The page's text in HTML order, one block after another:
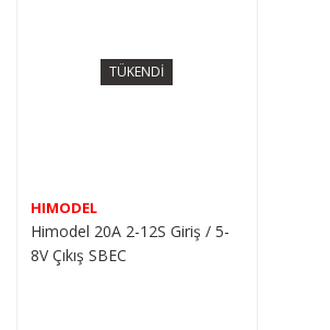
TÜKENDİ
HIMODEL
Himodel 20A 2-12S Giriş / 5-
8V Çıkış SBEC